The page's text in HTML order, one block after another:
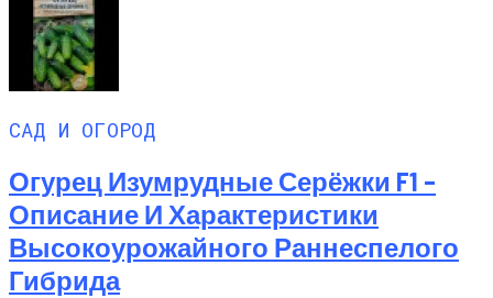
САД И ОГОРОД
Огурец Изумрудные Серёжки F1 –
Описание И Характеристики
Высокоурожайного Раннеспелого
Гибрида